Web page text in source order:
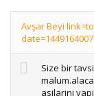
Avşar Beyi
date=1449164007'
Size bir
asilarini